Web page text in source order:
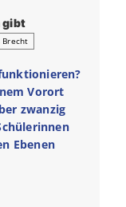
gibt
Brecht
Vorort
zwanzig
Ebenen